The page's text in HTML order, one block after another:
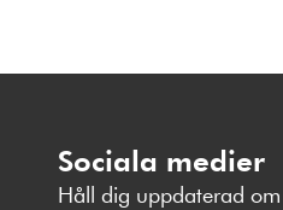
Sociala medier
Håll dig uppdaterad